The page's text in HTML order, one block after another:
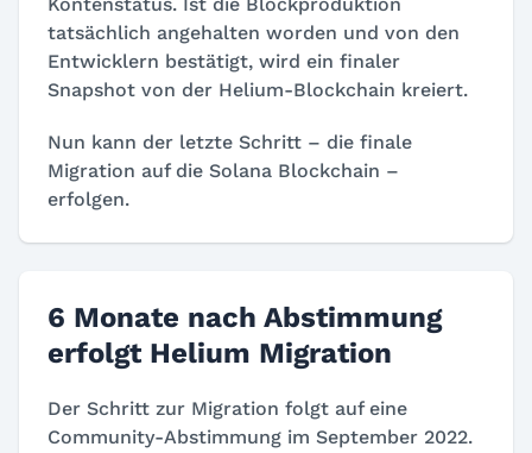
tatsächlich angehalten worden und von den
Entwicklern bestätigt, wird ein finaler
Snapshot von der Helium-Blockchain kreiert.
Nun kann der letzte Schritt – die finale
Migration auf die Solana Blockchain –
erfolgen.
6 Monate nach Abstimmung
erfolgt Helium Migration
Der Schritt zur Migration folgt auf eine
Community-Abstimmung im September 2022.